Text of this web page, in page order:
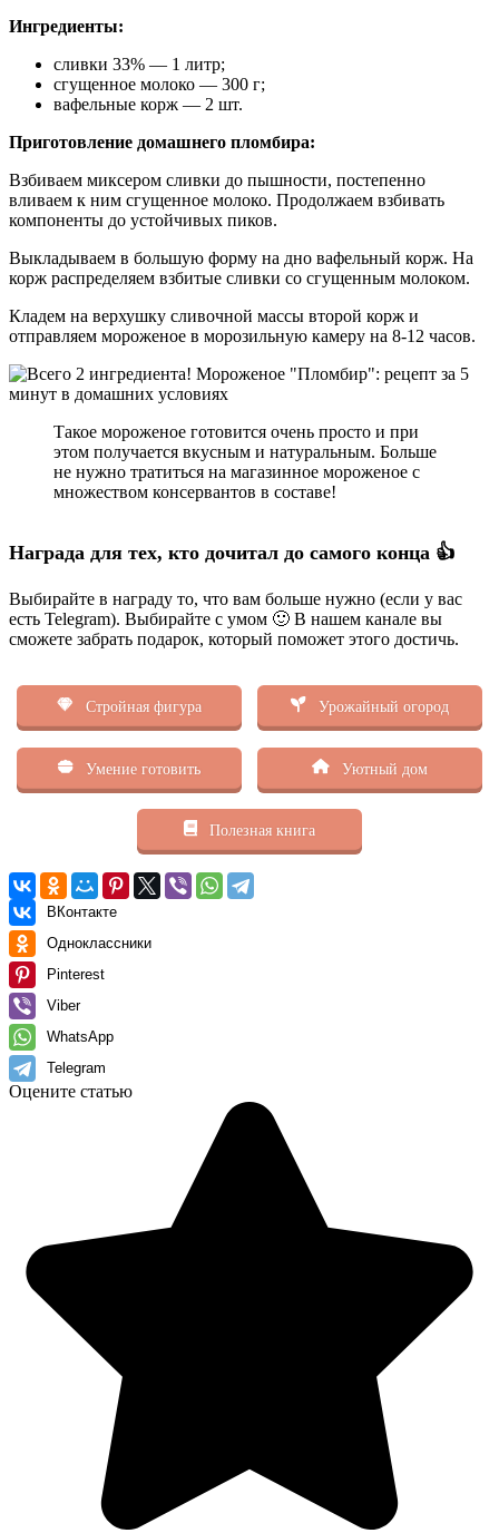
Ингредиенты:
сливки 33% — 1 литр;
сгущенное молоко — 300 г;
вафельные корж — 2 шт.
Приготовление домашнего пломбира:
Взбиваем миксером сливки до пышности, постепенно
вливаем к ним сгущенное молоко. Продолжаем взбивать
компоненты до устойчивых пиков.
Выкладываем в большую форму на дно вафельный корж. На
корж распределяем взбитые сливки со сгущенным молоком.
Кладем на верхушку сливочной массы второй корж и
отправляем мороженое в морозильную камеру на 8-12 часов.
Такое мороженое готовится очень просто и при
этом получается вкусным и натуральным. Больше
не нужно тратиться на магазинное мороженое с
множеством консервантов в составе!
Награда для тех, кто дочитал до самого конца 👍
Выбирайте в награду то, что вам больше нужно (если у вас
есть Telegram). Выбирайте с умом 🙂 В нашем канале вы
сможете забрать подарок, который поможет этого достичь.
Стройная фигура Урожайный огород
Умение готовить Уютный дом
Полезная книга
ВКонтакте
Одноклассники
Pinterest
Viber
WhatsApp
Telegram
Оцените статью